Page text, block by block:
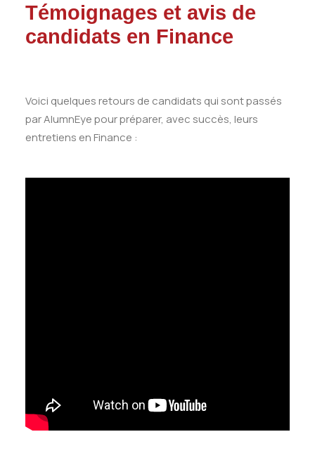
Témoignages et avis de
candidats en Finance
Voici quelques retours de candidats qui sont passés
par AlumnEye pour préparer, avec succès, leurs
entretiens en Finance :